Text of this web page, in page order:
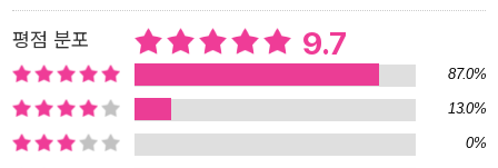
편에, 저녁노을에, 비가 그치기를 기다리는 연지의 방에, 소꿉 살림에
넌지시 깃들어 연지를 보아 줍니다. 다정한 화가의 시선을 찾아보는
것도 이 그림책을 읽는 묘미가 될 것입니다.
평점 분포 9.7
87.0%
13.0%
0%